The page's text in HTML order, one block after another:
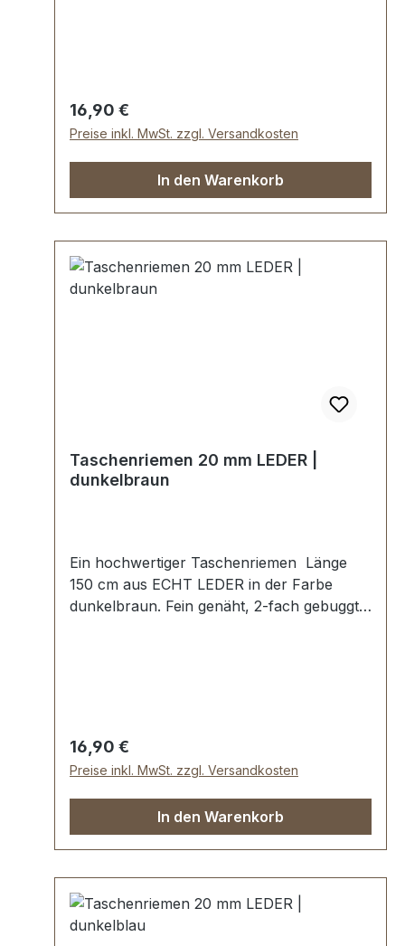
Regulärer Preis:
16,90 €
Preise inkl. MwSt. zzgl. Versandkosten
In den Warenkorb
Taschenriemen 20 mm LEDER |
dunkelbraun
Ein hochwertiger Taschenriemen Länge
150 cm aus ECHT LEDER in der Farbe
dunkelbraun. Fein genäht, 2-fach gebuggt
Regulärer Preis:
16,90 €
Preise inkl. MwSt. zzgl. Versandkosten
In den Warenkorb